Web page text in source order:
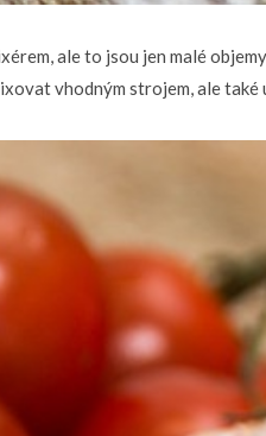
ale to jsou jen malé
vhodným strojem, ale